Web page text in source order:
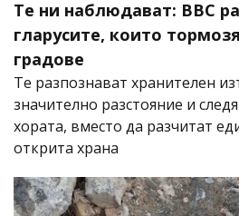
Те ни наблюдават: BBC
гларусите, които
градове
Те разпознават хранителен
значително разстояние и
хората, вместо да разчитат
открита храна